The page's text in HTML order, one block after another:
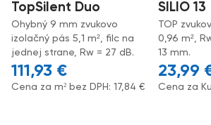
TopSilent Duo
Ohybný 9 mm zvukovo
izolačný pás 5,1 m², filc na
jednej strane, Rw = 27 dB.
111,93 €
Cena za m² bez DPH: 17,84 €
SILIO 13
TOP
0,96 m²,
13 mm.
23,99
Cena za